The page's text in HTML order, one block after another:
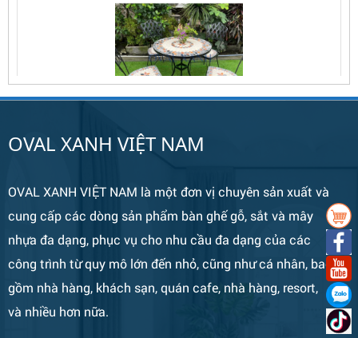
OVAL XANH VIỆT NAM
OVAL XANH VIỆT NAM là một đơn vị chuyên sản xuất và
cung cấp các dòng sản phẩm bàn ghế gỗ, sắt và mây
nhựa đa dạng, phục vụ cho nhu cầu đa dạng của các
công trình từ quy mô lớn đến nhỏ, cũng như cá nhân, bao
gồm nhà hàng, khách sạn, quán cafe, nhà hàng, resort,
và nhiều hơn nữa.